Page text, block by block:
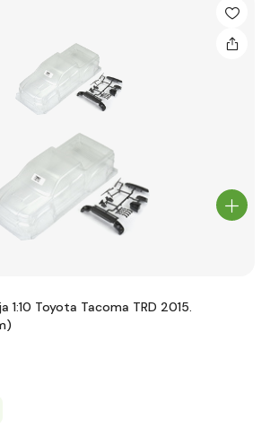
1:10 Toyota Tacoma TRD 2015.